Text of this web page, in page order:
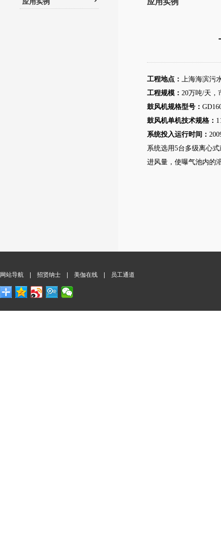
应用实例
工程地点： 上海海滨污
工程规模： 20万吨/天，
鼓风机规格型号：
鼓风机单机技术规格：
系统投入运行时间：
系统选用5台多级离心
进风量，使曝气池内的
网站导航 招贤纳士 美伽在线 员工通道